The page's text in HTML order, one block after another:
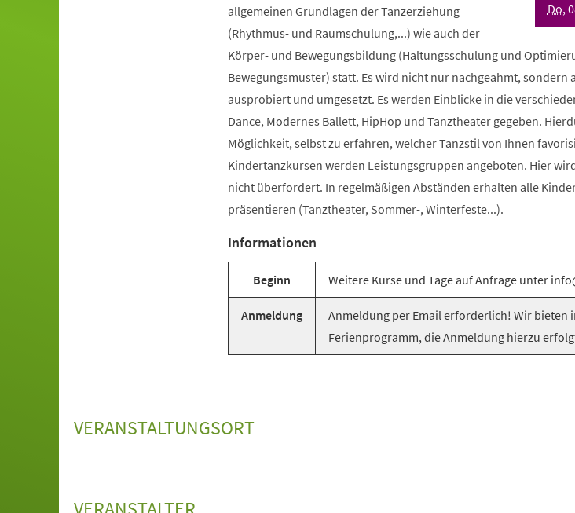
Do,
allgemeinen Grundlagen der Tanzerziehung
(Rhythmus- und Raumschulung,...) wie auch der
Körper- und Bewegungsbildung (Haltungsschulung und
Bewegungsmuster) statt. Es wird nicht nur nachgeahmt, sondern
ausprobiert und umgesetzt. Es werden Einblicke in die
Dance, Modernes Ballett, HipHop und Tanztheater gegeben.
Möglichkeit, selbst zu erfahren, welcher Tanzstil von Ihnen
Kindertanzkursen werden Leistungsgruppen angeboten. Hier
nicht überfordert. In regelmäßigen Abständen erhalten alle
präsentieren (Tanztheater, Sommer-, Winterfeste...).
Informationen
Beginn Weitere Kurse und Tage auf Anfrage unter
Anmeldung
Anmeldung per Email erforderlich! Wir bieten
Ferienprogramm, die Anmeldung hierzu
VERANSTALTUNGSORT